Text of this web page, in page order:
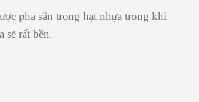
pha sẵn trong hạt nhựa trong khi
sẽ rất bền.